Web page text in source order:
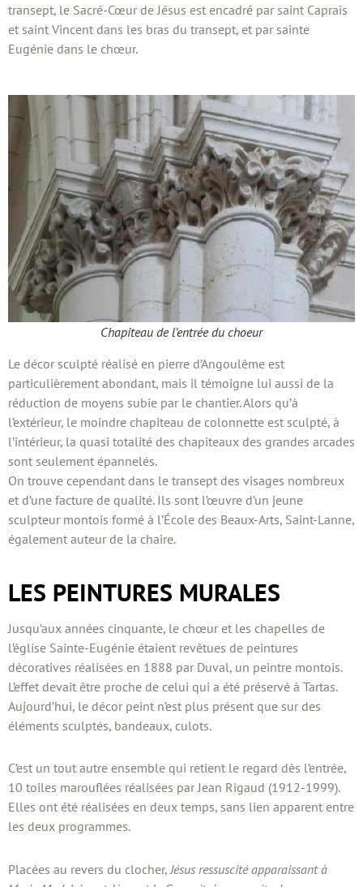
transept, le Sacré-Cœur de Jésus est encadré par saint Caprais
et saint Vincent dans les bras du transept, et par sainte
Eugénie dans le chœur.
Chapiteau de l’entrée du choeur
Le décor sculpté réalisé en pierre d’Angoulême est
particulièrement abondant, mais il témoigne lui aussi de la
réduction de moyens subie par le chantier. Alors qu’à
l’extérieur, le moindre chapiteau de colonnette est sculpté, à
l’intérieur, la quasi totalité des chapiteaux des grandes arcades
sont seulement épannelés.
On trouve cependant dans le transept des visages nombreux
et d’une facture de qualité. Ils sont l’œuvre d’un jeune
sculpteur montois formé à l’École des Beaux-Arts, Saint-Lanne,
également auteur de la chaire.
LES PEINTURES MURALES
Jusqu’aux années cinquante, le chœur et les chapelles de
l’église Sainte-Eugénie étaient revêtues de peintures
décoratives réalisées en 1888 par Duval, un peintre montois.
L’effet devait être proche de celui qui a été préservé à Tartas.
Aujourd’hui, le décor peint n’est plus présent que sur des
éléments sculptés, bandeaux, culots.
C’est un tout autre ensemble qui retient le regard dès l’entrée,
10 toiles marouflées réalisées par Jean Rigaud (1912-1999).
Elles ont été réalisées en deux temps, sans lien apparent entre
les deux programmes.
Placées au revers du clocher,Jésus ressuscité apparaissant à